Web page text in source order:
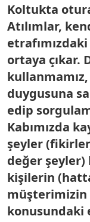
Koltukta
Atılımlar,
ortaya çıkar.
duygusuna
edip
Kabımızda
şeyler
değer
kişilerin
müşterimizin
konusundaki